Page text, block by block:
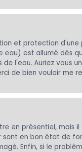
et protection
est allumé dès
l'eau. Auriez vous
de bien vouloir me
en présentiel,
en bon état de
Enfin, si le